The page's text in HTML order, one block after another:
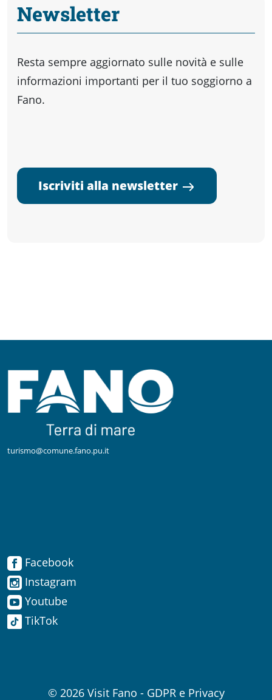
Instagram
Youtube
Newsletter
Resta sempre aggiornato sulle novità e sulle
informazioni importanti per il tuo soggiorno a
Fano.
Iscriviti alla newsletter
turismo@comune.fano.pu.it
Facebook
Instagram
Youtube
TikTok
© 2026 Visit Fano - GDPR e Privacy